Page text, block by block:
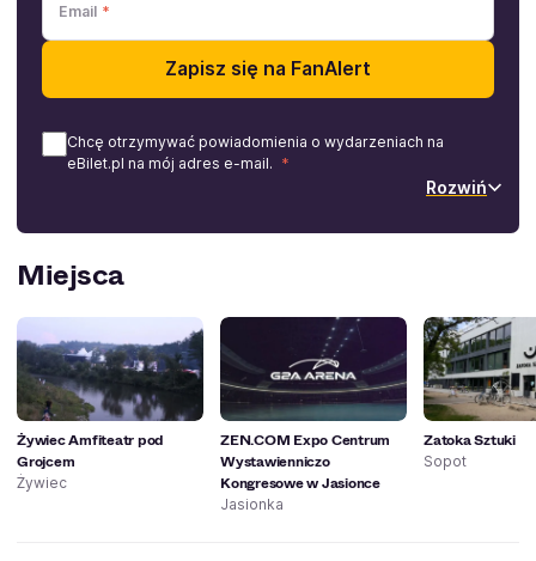
Email
Zapisz się na FanAlert
Chcę otrzymywać powiadomienia o wydarzeniach na
eBilet.pl na mój adres e-mail.
Rozwiń
Miejsca
Żywiec Amfiteatr pod
Grojcem
Żywiec
ZEN.COM Expo Centrum
Wystawienniczo
Kongresowe w Jasionce
Jasionka
Zatoka Sztuki
Sopot